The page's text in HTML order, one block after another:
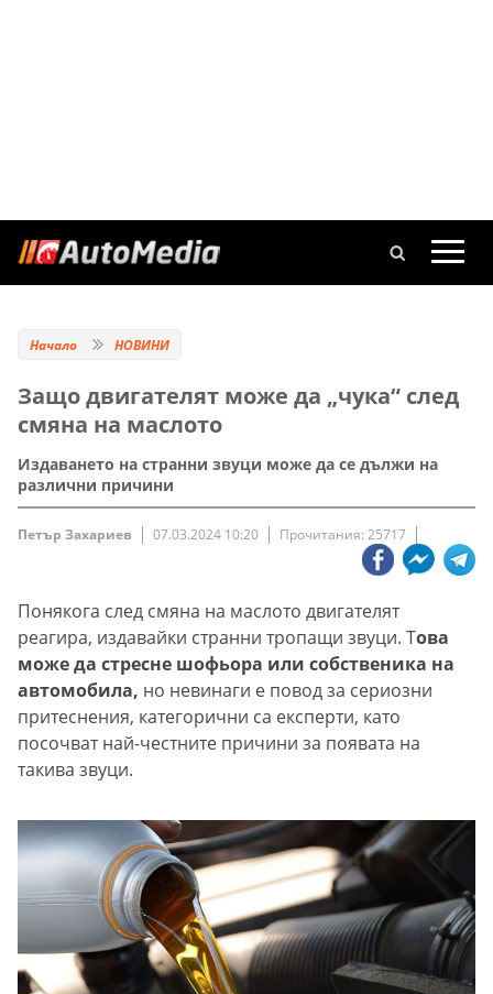
Начало НОВИНИ
Защо двигателят може да „чука“ след
смяна на маслото
Издаването на странни звуци може да се дължи на
различни причини
Петър Захариев 07.03.2024 10:20 Прочитания: 25717
Понякога след смяна на маслото двигателят
реагира, издавайки странни тропащи звуци. Това
може да стресне шофьора или собственика на
автомобила, но невинаги е повод за сериозни
притеснения, категорични са експерти, като
посочват най-честните причини за появата на
такива звуци.